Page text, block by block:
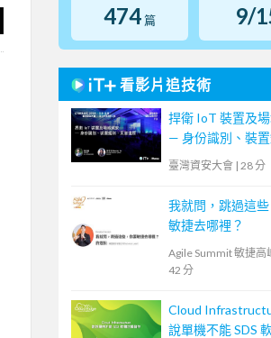
474 篇 9/
看影片追技術
捍衛 IoT 裝置及
— 身份識別、裝置
災害還原
臺灣資安大會 | 28 分
我就問，跳過這
敏捷去哪裡？
Agile Summit 敏捷高
42 分
Cloud
說單機不能 SDS